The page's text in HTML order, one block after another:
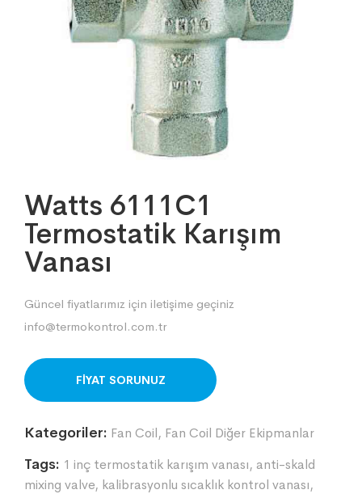
Watts 6111C1
Termostatik Karışım
Vanası
Güncel fiyatlarımız için iletişime geçiniz
info@termokontrol.com.tr
ORDER ON WHATSAPP
Kategoriler: Fan Coil, Fan Coil Diğer Ekipmanlar
Tags: 1 inç termostatik karışım vanası, anti-skald
mixing valve, kalibrasyonlu sıcaklık kontrol vanası,